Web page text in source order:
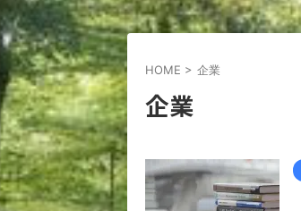
HOME > 企業
企業